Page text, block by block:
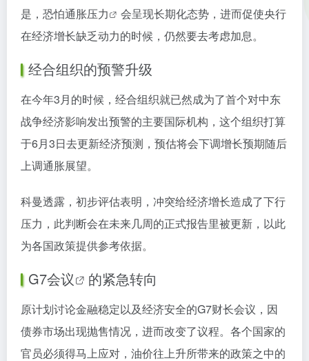
是，恐怕通胀压力
会呈现长期化态势，进而促使央行
在经济增长缺乏动力的时候，仍然要去考虑加息。
经合组织的预警升级
在今年3月的时候，经合组织就已然成为了首个对中东
战争经济影响发出预警的主要国际机构，这个组织打算
于6月3日去更新经济预测，预估将会下调增长预期随后
上调通胀展望。
科曼透露，初步评估表明，冲突给经济增长造成了下行
压力，此判断会在未来几周的正式报告里被更新，以此
为各国政策提供参考依据。
G7会议 的紧急转向
原计划讨论金融稳定以及经济安全的G7财长会议，因
债券市场出现抛售情况，进而改变了议程。各个国家的
官员必须得马上应对，油价往上升所带来的政策之中的